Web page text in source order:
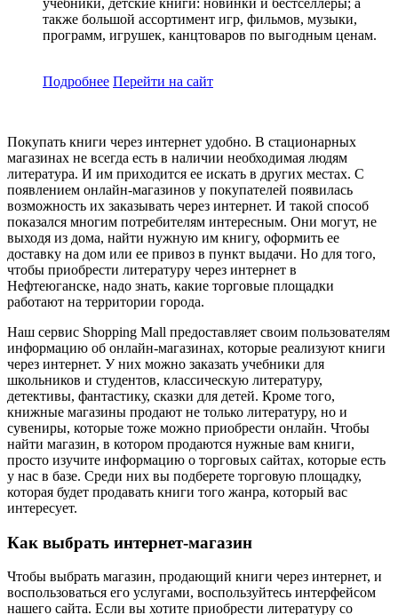
также большой ассортимент игр, фильмов, музыки,
программ, игрушек, канцтоваров по выгодным ценам.
Подробнее Перейти на сайт
Покупать книги через интернет удобно. В стационарных
магазинах не всегда есть в наличии необходимая людям
литература. И им приходится ее искать в других местах. С
появлением онлайн-магазинов у покупателей появилась
возможность их заказывать через интернет. И такой способ
показался многим потребителям интересным. Они могут, не
выходя из дома, найти нужную им книгу, оформить ее
доставку на дом или ее привоз в пункт выдачи. Но для того,
чтобы приобрести литературу через интернет в
Нефтеюганске, надо знать, какие торговые площадки
работают на территории города.
Наш сервис Shopping Mall предоставляет своим пользователям
информацию об онлайн-магазинах, которые реализуют книги
через интернет. У них можно заказать учебники для
школьников и студентов, классическую литературу,
детективы, фантастику, сказки для детей. Кроме того,
книжные магазины продают не только литературу, но и
сувениры, которые тоже можно приобрести онлайн. Чтобы
найти магазин, в котором продаются нужные вам книги,
просто изучите информацию о торговых сайтах, которые есть
у нас в базе. Среди них вы подберете торговую площадку,
которая будет продавать книги того жанра, который вас
интересует.
Как выбрать интернет-магазин
Чтобы выбрать магазин, продающий книги через интернет, и
воспользоваться его услугами, воспользуйтесь интерфейсом
нашего сайта. Если вы хотите приобрести литературу со